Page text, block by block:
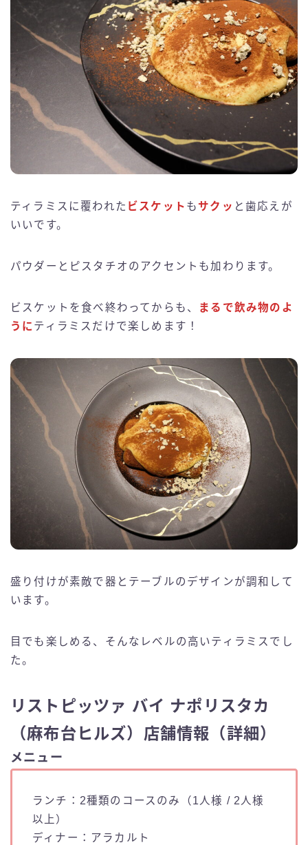
ティラミスに覆われた ビスケット も サクッ と歯応えが
いいです。
パウダーとピスタチオのアクセントも加わります。
ビスケットを食べ終わってからも、
まるで飲み物のよ
うに ティラミスだけで楽しめます！
盛り付けが素敵で器とテーブルのデザインが調和して
います。
目でも楽しめる、そんなレベルの高いティラミスでし
た。
リストピッツァ バイ ナポリスタカ
（麻布台ヒルズ）店舗情報（詳細）
メニュー
ランチ：2種類のコースのみ（1人様 / 2人様
以上）
ディナー：アラカルト